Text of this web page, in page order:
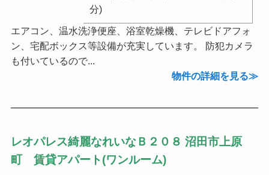
分)
エアコン、温水洗浄便座、浴室乾燥機、テレビドアフォ
ン、宅配ボックス等設備が充実しています。 防犯カメラ
も付いているので...
物件の詳細を見る
レオパレス綺麗なれいなＢ２０８ 沼田市上原
町 賃貸アパート(ワンルーム)